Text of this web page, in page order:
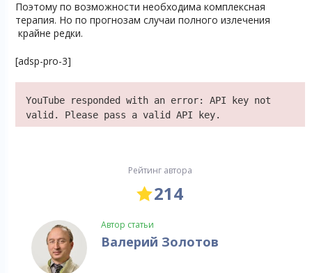
Поэтому по возможности необходима комплексная
терапия. Но по прогнозам случаи полного излечения
крайне редки.
[adsp-pro-3]
YouTube responded with an error: API key not
valid. Please pass a valid API key.
Рейтинг автора
214
Автор статьи
Валерий Золотов